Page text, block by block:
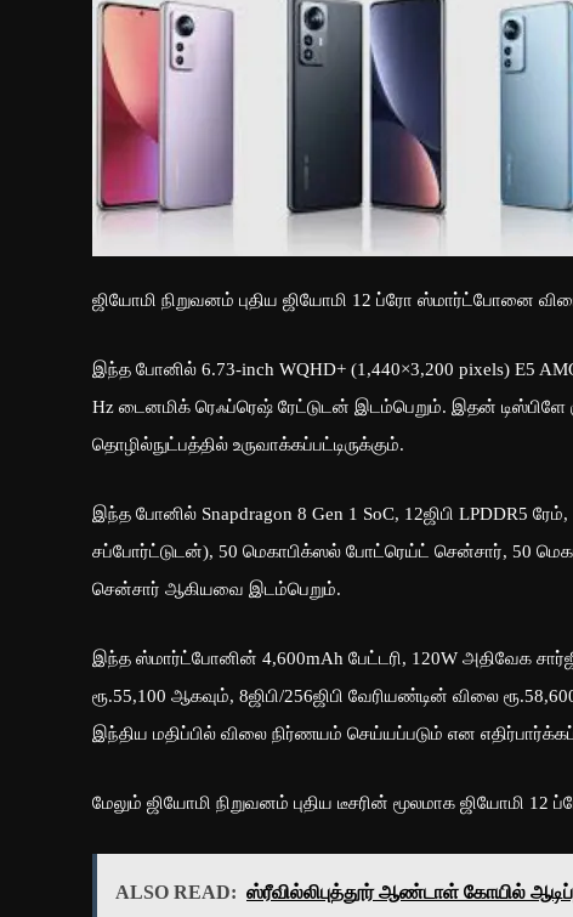
ஜியோமி நிறுவனம் புதிய ஜியோமி 12 ப்ரோ ஸ்மார்ட்போனை
இந்த போனில் 6.73-inch WQHD+ (1,440×3,200 pixels) E5
Hz டைனமிக் ரெஃப்ரெஷ் ரேட்டுடன் இடம்பெறும். இதன்
தொழில்நுட்பத்தில் உருவாக்கப்பட்டிருக்கும்.
இந்த போனில் Snapdragon 8 Gen 1 SoC, 12ஜிபி LPDDR5
சப்போர்ட்டுடன்), 50 மெகாபிக்ஸல் போட்ரெய்ட் சென்சார், 50
சென்சார் ஆகியவை இடம்பெறும்.
இந்த ஸ்மார்ட்போனின் 4,600mAh பேட்டரி, 120W அதிவேக
ரூ.55,100 ஆகவும், 8ஜிபி/256ஜிபி வேரியண்டின் விலை
இந்திய மதிப்பில் விலை நிர்ணயம் செய்யப்படும் என
மேலும் ஜியோமி நிறுவனம் புதிய டீசரின் மூலமாக ஜியோமி 12
ALSO READ: ஸ்ரீவில்லிபுத்தூர் ஆண்டாள் கோயில்